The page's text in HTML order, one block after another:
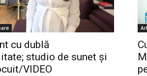
cu dublă
studio de sunet și
VIDEO